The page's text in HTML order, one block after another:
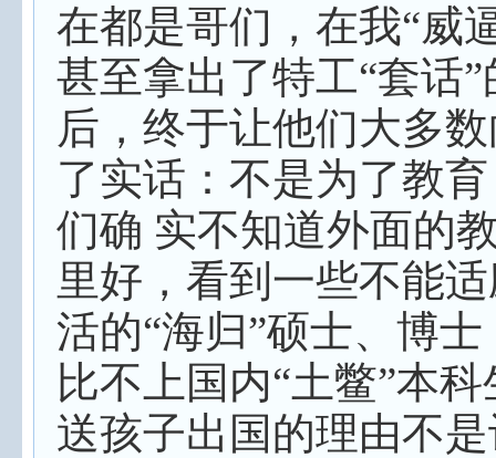
在都是哥们，在我“威
甚至拿出了特工“套话
后，终于让他们大多
了实话：不是为了教
们确 实不知道外面的
里好，看到一些不能
活的“海归”硕士、博
比不上国内“土鳖”本
送孩子出国的理由不